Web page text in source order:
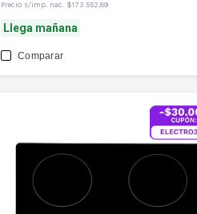
Precio s/imp. nac. $173.552,89
Llega mañana
Comparar